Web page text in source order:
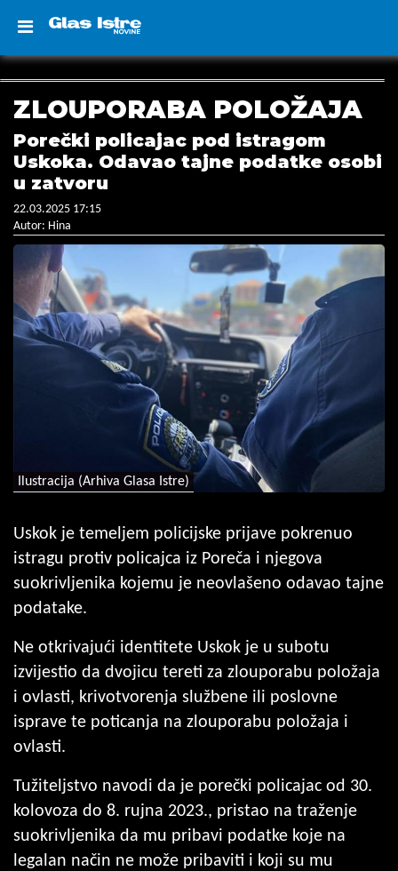
ZLOUPORABA POLOŽAJA
Porečki policajac pod istragom
Uskoka. Odavao tajne podatke osobi
u zatvoru
22.03.2025 17:15
Autor: Hina
Ilustracija (Arhiva Glasa Istre)
Uskok je temeljem policijske prijave pokrenuo
istragu protiv policajca iz Poreča i njegova
suokrivljenika kojemu je neovlašeno odavao tajne
podatake.
Ne otkrivajući identitete Uskok je u subotu
izvijestio da dvojicu tereti za zlouporabu položaja
i ovlasti, krivotvorenja službene ili poslovne
isprave te poticanja na zlouporabu položaja i
ovlasti.
Tužiteljstvo navodi da je porečki policajac od 30.
kolovoza do 8. rujna 2023., pristao na traženje
suokrivljenika da mu pribavi podatke koje na
legalan način ne može pribaviti i koji su mu